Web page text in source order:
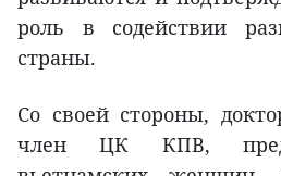
роль в содействии
страны.
Со своей стороны,
член ЦК КПВ,